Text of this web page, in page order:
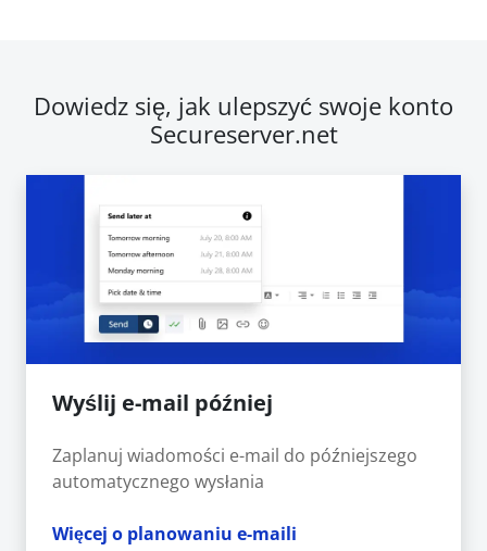
Dowiedz się, jak ulepszyć swoje konto
Secureserver.net
Wyślij e-mail później
Zaplanuj wiadomości e-mail do późniejszego
automatycznego wysłania
Więcej o planowaniu e-maili